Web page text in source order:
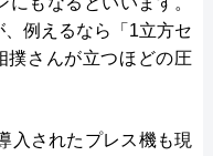
例えるなら「1立方セ
撲さんが立つほどの圧
入されたプレス機も現